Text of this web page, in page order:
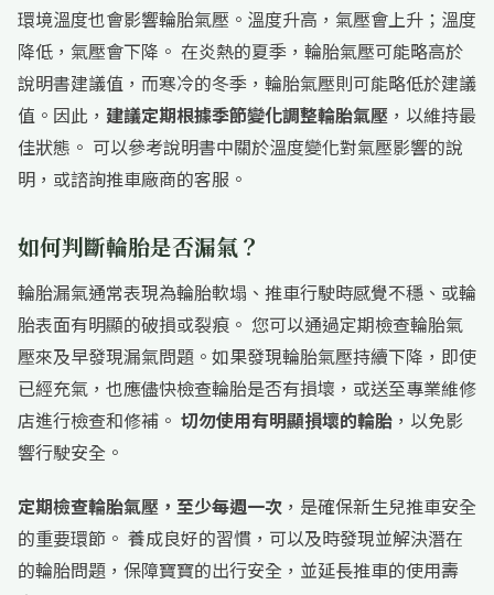
環境溫度也會影響輪胎氣壓。溫度升高，氣壓會上升；溫度
降低，氣壓會下降。 在炎熱的夏季，輪胎氣壓可能略高於
說明書建議值，而寒冷的冬季，輪胎氣壓則可能略低於建議
值。因此， 建議定期根據季節變化調整輪胎氣壓 ，以維持最
佳狀態。 可以參考說明書中關於溫度變化對氣壓影響的說
明，或諮詢推車廠商的客服。
如何判斷輪胎是否漏氣？
輪胎漏氣通常表現為輪胎軟塌、推車行駛時感覺不穩、或輪
胎表面有明顯的破損或裂痕。 您可以通過定期檢查輪胎氣
壓來及早發現漏氣問題。如果發現輪胎氣壓持續下降，即使
已經充氣，也應儘快檢查輪胎是否有損壞，或送至專業維修
店進行檢查和修補。 切勿使用有明顯損壞的輪胎 ，以免影
響行駛安全。
定期檢查輪胎氣壓，至少每週一次 ，是確保新生兒推車安全
的重要環節。 養成良好的習慣，可以及時發現並解決潛在
的輪胎問題，保障寶寶的出行安全，並延長推車的使用壽